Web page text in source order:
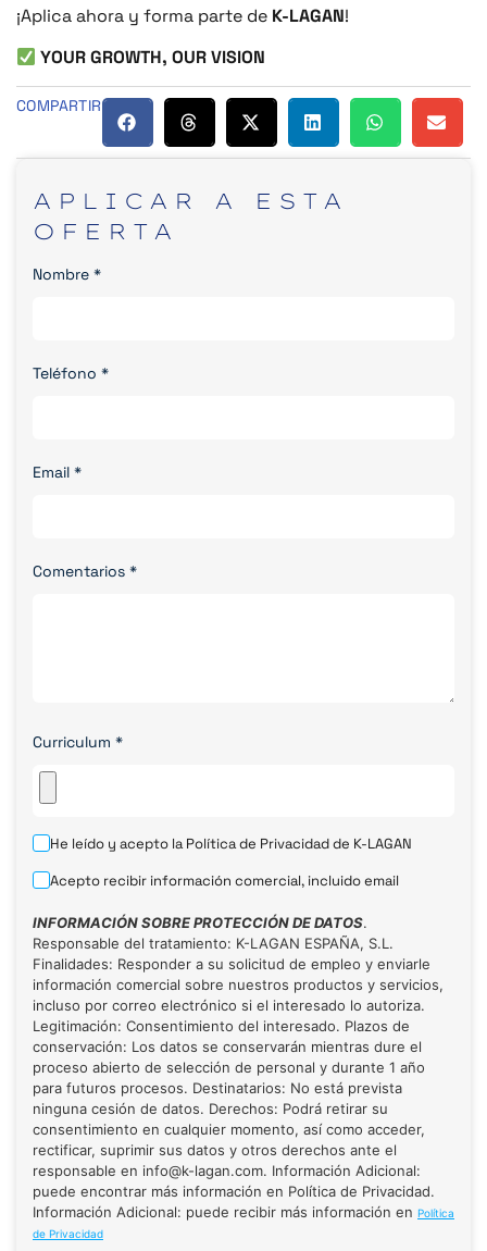
APLICAR A
ESTA
OFERTA
Nombre *
Teléfono *
Email *
Comentarios *
Curriculum *
He leído y acepto laPolítica de Privacidadde K-LAGAN
Acepto recibir información comercial, incluido email
INFORMACIÓN SOBRE PROTECCIÓN DE DATOS.
Responsable del tratamiento: K-LAGAN ESPAÑA, S.L.
Finalidades: Responder a su solicitud de empleo y enviarle
información comercial sobre nuestros productos y servicios,
incluso por correo electrónico si el interesado lo autoriza.
Legitimación: Consentimiento del interesado. Plazos de
conservación: Los datos se conservarán mientras dure el
proceso abierto de selección de personal y durante 1 año
para futuros procesos. Destinatarios: No está prevista
ninguna cesión de datos. Derechos: Podrá retirar su
consentimiento en cualquier momento, así como acceder,
rectificar, suprimir sus datos y otros derechos ante el
responsable en info@k-lagan.com. Información Adicional:
puede encontrar más información en Política de Privacidad.
Información Adicional: puede recibir más información en Política
de Privacidad
¡Aplica ahora y forma parte de K-LAGAN!
YOUR GROWTH, OUR VISION
COMPARTIR